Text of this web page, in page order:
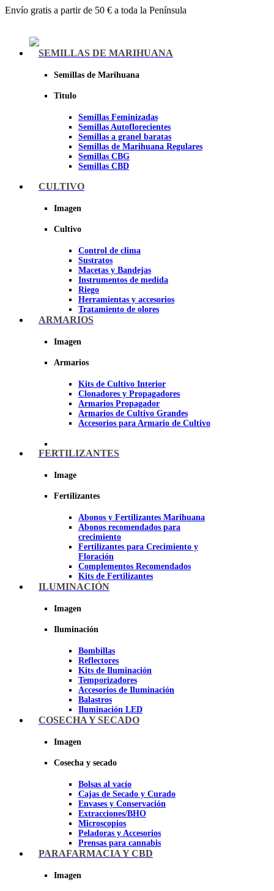
Envío gratis a partir de 50 € a toda la Península
SEMILLAS DE MARIHUANA
Semillas de Marihuana
Titulo
Semillas Feminizadas
Semillas Autoflorecientes
Semillas a granel baratas
Semillas de Marihuana Regulares
Semillas CBG
Semillas CBD
Sheer seeds
CULTIVO
Imagen
Cultivo
Control de clima
Sustratos
Macetas y Bandejas
Instrumentos de medida
Riego
Herramientas y accesorios
Tratamiento de olores
Insecticidas y fungicidas
Papel Reflectante para cultivo de
ARMARIOS
Imagen
Armarios
Kits de Cultivo Interior
Clonadores y Propagadores
Armarios Propagador
Armarios de Cultivo Grandes
Accesorios para Armario de Cultivo
FERTILIZANTES
Image
Fertilizantes
Abonos y Fertilizantes Marihuana
Abonos recomendados para
crecimiento
Fertilizantes para Crecimiento y
Floración
Complementos Recomendados
Kits de Fertilizantes
ILUMINACIÓN
Imagen
Iluminación
Bombillas
Reflectores
Kits de Iluminación
Temporizadores
Accesorios de Iluminación
Balastros
Iluminación LED
Iluminación LEC
COSECHA Y SECADO
Imagen
Cosecha y secado
Bolsas al vacío
Cajas de Secado y Curado
Envases y Conservación
Extracciones/BHO
Microscopios
Peladoras y Accesorios
Prensas para cannabis
Secadores de cogollos
PARAFARMACIA Y CBD
Imagen